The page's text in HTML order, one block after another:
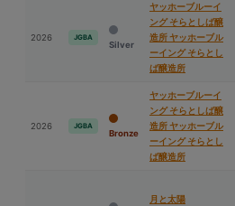
2026 JGBA
Silver
ヤッホーブルーイ
ング そらとしば醸
造所 ヤッホーブル
ーイング そらとし
ば醸造所
2026 JGBA
Bronze
ヤッホーブルーイ
ング そらとしば醸
造所 ヤッホーブル
ーイング そらとし
ば醸造所
⽉と太陽